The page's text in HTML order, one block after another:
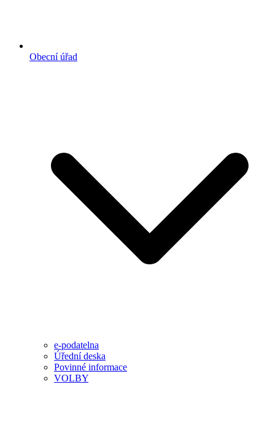
Obecní úřad
e-podatelna
Úřední deska
Povinné informace
VOLBY